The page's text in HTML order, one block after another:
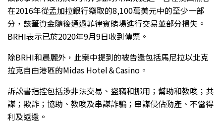
在2016年從孟加拉銀行竊取的8,100萬美元中的至少一部
分，該筆資金隨後通過菲律賓賭場進行交易並部分損失。
BRHI表示已於2020年9月9日收到傳票。
除BRHI和晨麗外，此案中提到的被告還包括馬尼拉以北克
拉克自由港區的Midas Hotel＆Casino。
訴訟書指控包括涉非法交易、盜竊和挪用；幫助和教唆；共
謀；欺詐；協助、教唆及串謀詐騙；串謀侵佔動產、不當得
利及返還。